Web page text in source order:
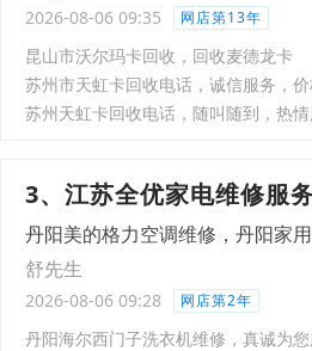
2026-08-06 09:35 网店第13年
昆山市沃尔玛卡回收，回收麦德龙卡
苏州市天虹卡回收电话，诚信服务，
苏州天虹卡回收电话，随叫随到，热
3、江苏全优家电维修服
丹阳美的格力空调维修，丹阳家
舒先生
2026-08-06 09:28 网店第2年
丹阳海尔西门子洗衣机维修，真诚为